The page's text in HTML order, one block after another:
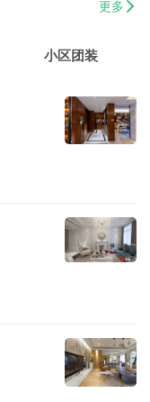
8万以上
更多
小区团装